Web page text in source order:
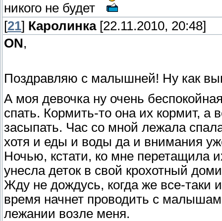
никого не будет
[21] Каролинка[22.11.2010, 20:48]
ON,
Поздравляю с малышней! Ну как
А моя девочка ну очень
спать. Кормить-то она их кормит, а
засыпать. Час со мной лежала
хотя и еды и воды да и внимания
Ночью, кстати, ко мне перетащила
унесла деток в свой крохотный
Жду не дождусь, когда же все-таки
время начнет проводить с
лежании возле меня.